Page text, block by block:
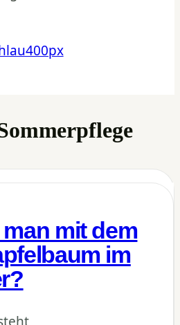
mit dem
im